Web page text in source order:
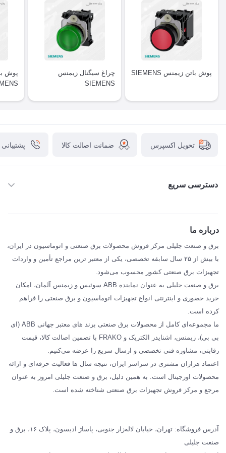
پوش باتن زیمنس SIEMENS
چراغ سیگنال زیمنس
SIEMENS
پوش
تحویل اکسپرس ضمانت اصالت کالا
دسترسی سریع
SCHNEIDER
فراکو FRAKO
مقالات تخصصی برق صنعتی
درباره ما
برق و صنعت جلیلی مرکز فروش محصولات برق صنعتی و اتوماسیون در ایران،
با بیش از ۲۵ سال سابقه تخصصی، یکی از معتبر ترین مراجع تأمین و واردات
تجهیزات برق صنعتی کشور محسوب می‌شود.
برق و صنعت جلیلی به عنوان نماینده ABB سوئیس و زیمنس آلمان، امکان
خرید حضوری و اینترنتی انواع تجهیزات اتوماسیون و برق صنعتی را فراهم
کرده است.
ما مجموعه‌ای کامل از محصولات برق صنعتی برند های معتبر جهانی ABB (ای
بی بی)، زیمنس، اشنایدر الکتریک و FRAKO با تضمین اصالت کالا، قیمت
رقابتی، مشاوره فنی تخصصی و ارسال سریع را عرضه می‌کنیم.
اعتماد هزاران مشتری در سراسر ایران، نتیجه سال ها فعالیت حرفه‌ای و ارائه
محصولات اورجینال است. به همین دلیل، برق و صنعت جلیلی امروز به عنوان
مرجع و مرکز فروش تجهیزات برق صنعتی شناخته شده است.
آدرس فروشگاه: تهران، خیابان لاله‌زار جنوبی، پاساژ ادیسون، پلاک ۱۶، برق و
صنعت جلیلی